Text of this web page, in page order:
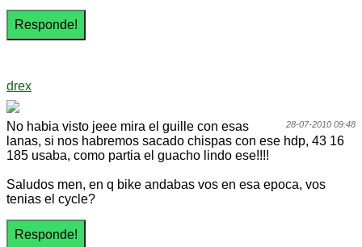
drex
28-07-2010 09:48
No habia visto jeee mira el guille con esas
lanas, si nos habremos sacado chispas con ese hdp, 43 16
185 usaba, como partia el guacho lindo ese!!!!
Saludos men, en q bike andabas vos en esa epoca, vos
tenias el cycle?